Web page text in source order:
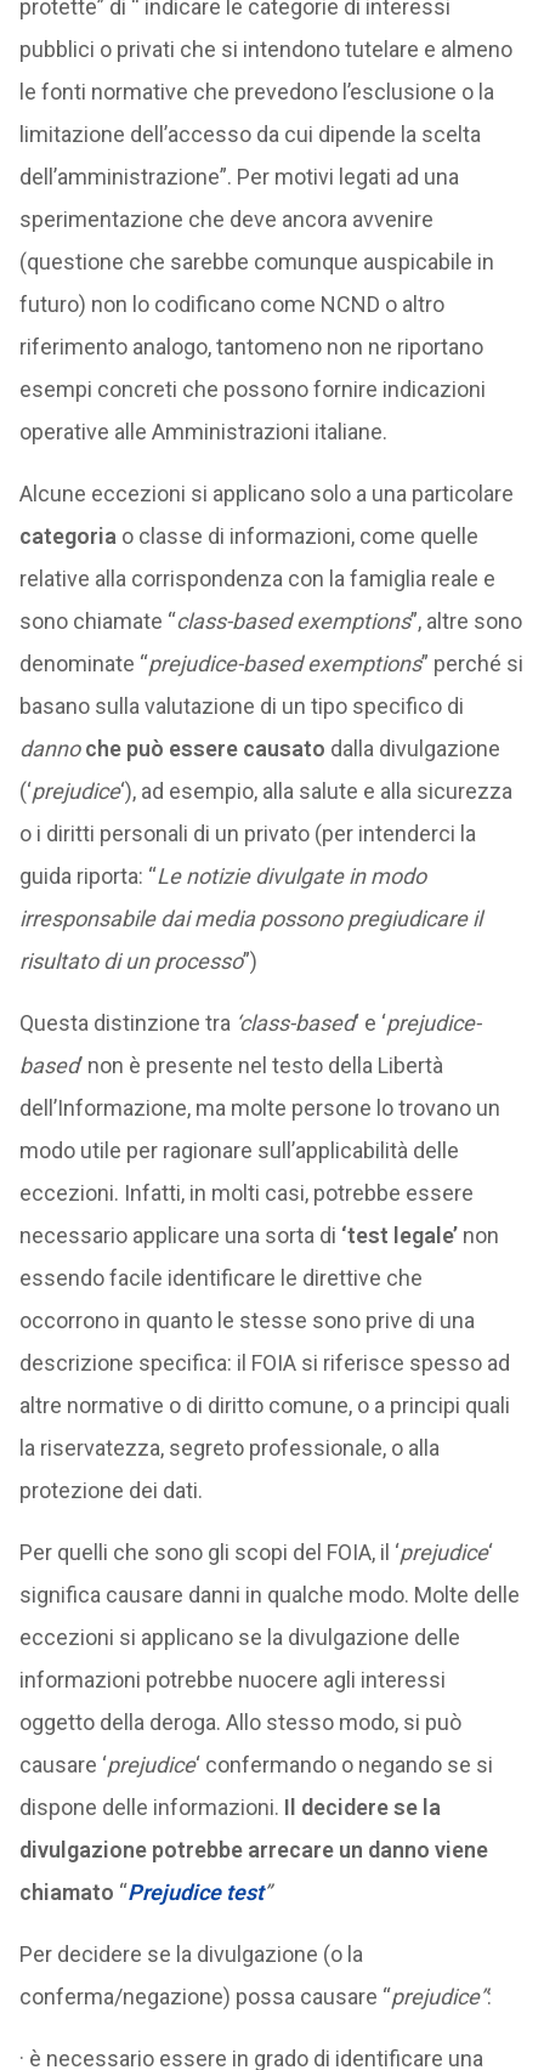
protette” di “ indicare le categorie di interessi
pubblici o privati che si intendono tutelare e almeno
le fonti normative che prevedono l’esclusione o la
limitazione dell’accesso da cui dipende la scelta
dell’amministrazione”. Per motivi legati ad una
sperimentazione che deve ancora avvenire
(questione che sarebbe comunque auspicabile in
futuro) non lo codificano come NCND o altro
riferimento analogo, tantomeno non ne riportano
esempi concreti che possono fornire indicazioni
operative alle Amministrazioni italiane.
Alcune eccezioni si applicano solo a una particolare
categoria o classe di informazioni, come quelle
relative alla corrispondenza con la famiglia reale e
sono chiamate “class-based exemptions”, altre sono
denominate “prejudice-based exemptions” perché si
basano sulla valutazione di un tipo specifico di
danno che può essere causato dalla divulgazione
(‘prejudice‘), ad esempio, alla salute e alla sicurezza
o i diritti personali di un privato (per intenderci la
guida riporta: “Le notizie divulgate in modo
irresponsabile dai media possono pregiudicare il
risultato di un processo”)
Questa distinzione tra ‘class-based‘ e ‘prejudice-
based’ non è presente nel testo della Libertà
dell’Informazione, ma molte persone lo trovano un
modo utile per ragionare sull’applicabilità delle
eccezioni. Infatti, in molti casi, potrebbe essere
necessario applicare una sorta di ‘test legale’ non
essendo facile identificare le direttive che
occorrono in quanto le stesse sono prive di una
descrizione specifica: il FOIA si riferisce spesso ad
altre normative o di diritto comune, o a principi quali
la riservatezza, segreto professionale, o alla
protezione dei dati.
Per quelli che sono gli scopi del FOIA, il ‘prejudice‘
significa causare danni in qualche modo. Molte delle
eccezioni si applicano se la divulgazione delle
informazioni potrebbe nuocere agli interessi
oggetto della deroga. Allo stesso modo, si può
causare ‘prejudice‘ confermando o negando se si
dispone delle informazioni. Il decidere se la
divulgazione potrebbe arrecare un danno viene
chiamato “Prejudice test”
Per decidere se la divulgazione (o la
conferma/negazione) possa causare “prejudice”:
· è necessario essere in grado di identificare una